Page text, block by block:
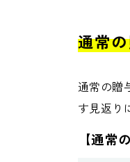
通常
通常の贈
す見返り
【通常